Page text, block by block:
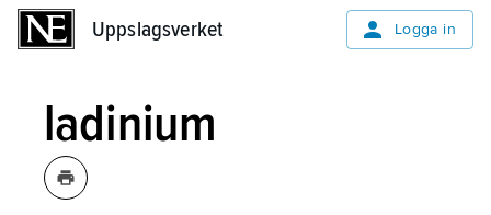
Uppslagsverket Logga in
ladinium